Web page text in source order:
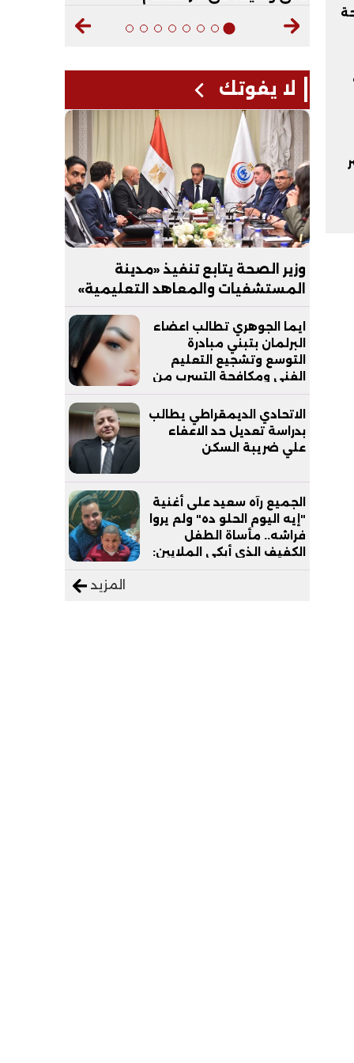
لا يفوتك
وزير الصحة يتابع تنفيذ «مدينة
المستشفيات والمعاهد التعليمية»
بالعاصمة الجديدة
ايما الجوهري تطالب اعضاء
البرلمان بتبني مبادرة
التوسع وتشجيع التعليم
الفني ومكافحة التسرب من
التعليم
الاتحادي الديمقراطي يطالب
بدراسة تعديل حد الاعفاء
علي ضريبة السكن
الجميع رآه سعيد على أغنية
"إيه اليوم الحلو ده" ولم يروا
فراشه.. مأساة الطفل
الكفيف الذي أبكى الملايين:
المزيد